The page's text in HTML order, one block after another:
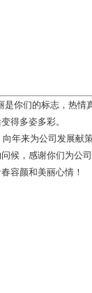
你们的标志，热情
得多姿多彩。
年来为公司发展献
候，感谢你们为公
容颜和美丽心情！